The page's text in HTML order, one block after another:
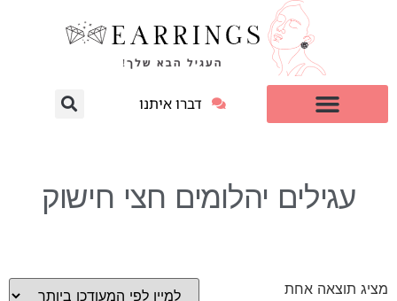
דברו איתנו
עגילים יהלומים חצי חישוק
מציג תוצאה אחת